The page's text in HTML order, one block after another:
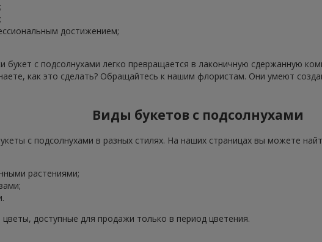
достижением;
с подсолнухами легко превращается в лаконичную сдержанную
как это сделать? Обращайтесь к нашим флористам. Они умеют
Виды букетов с подсолнухами
с подсолнухами в разных стилях. На наших страницах вы можете
растениями;
доступные для продажи только в период цветения.